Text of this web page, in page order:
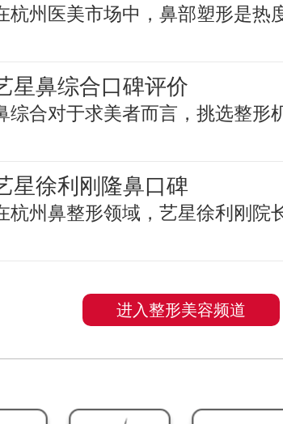
杭州医美市场中，鼻部塑形是热
星鼻综合口碑评价
综合对于求美者而言，挑选整形
星徐利刚隆鼻口碑
杭州鼻整形领域，艺星徐利刚院
进入整形美容频道